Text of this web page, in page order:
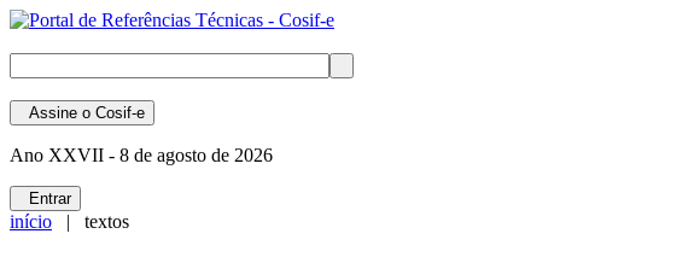
Assine o Cosif-e
Ano XXVII - 8 de agosto de 2026
Entrar
início | textos